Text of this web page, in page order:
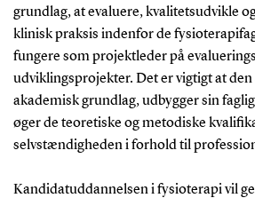
grundlag, at evaluere, kvalitetsudvikle
klinisk praksis indenfor de
fungere som projektleder på
udviklingsprojekter. Det er vigtigt at
akademisk grundlag, udbygger sin
øger de teoretiske og metodiske
selvstændigheden i forhold til
Kandidatuddannelsen i fysioterapi vil